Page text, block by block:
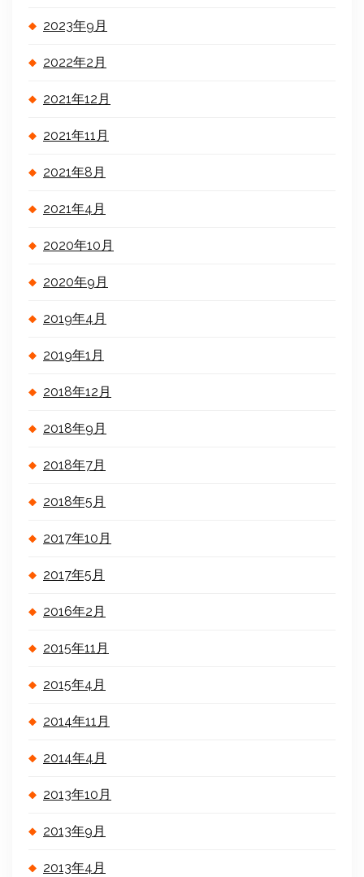
2023年9月
2022年2月
2021年12月
2021年11月
2021年8月
2021年4月
2020年10月
2020年9月
2019年4月
2019年1月
2018年12月
2018年9月
2018年7月
2018年5月
2017年10月
2017年5月
2016年2月
2015年11月
2015年4月
2014年11月
2014年4月
2013年10月
2013年9月
2013年4月